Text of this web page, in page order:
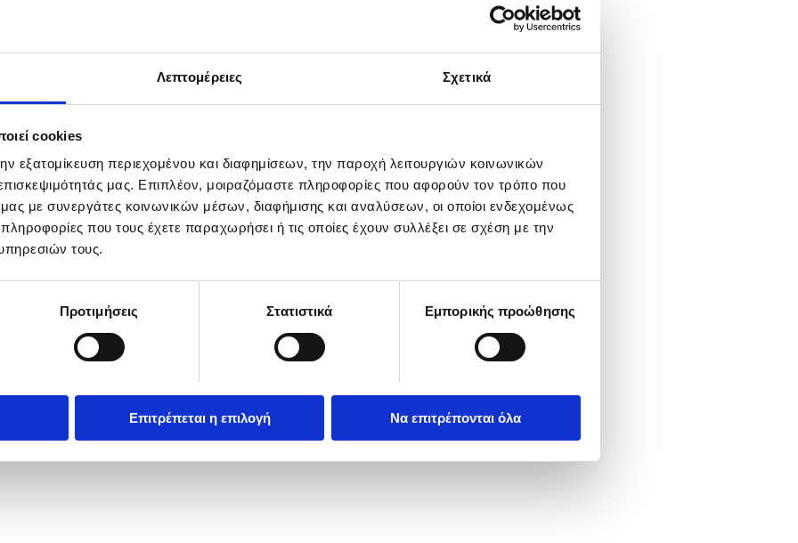
Λεπτομέρειες Σχετικά
cookies
εξατομίκευση περιεχομένου και διαφημίσεων, την παροχή λειτουργιών κοινωνικών
μας. Επιπλέον, μοιραζόμαστε πληροφορίες που αφορούν τον τρόπο που
μας με συνεργάτες κοινωνικών μέσων, διαφήμισης και αναλύσεων, οι οποίοι ενδεχομένως
που τους έχετε παραχωρήσει ή τις οποίες έχουν συλλέξει σε σχέση με την
τους.
Προτιμήσεις Στατιστικά Εμπορικής προώθησης
Επιτρέπεται η επιλογή Να επιτρέπονται όλα